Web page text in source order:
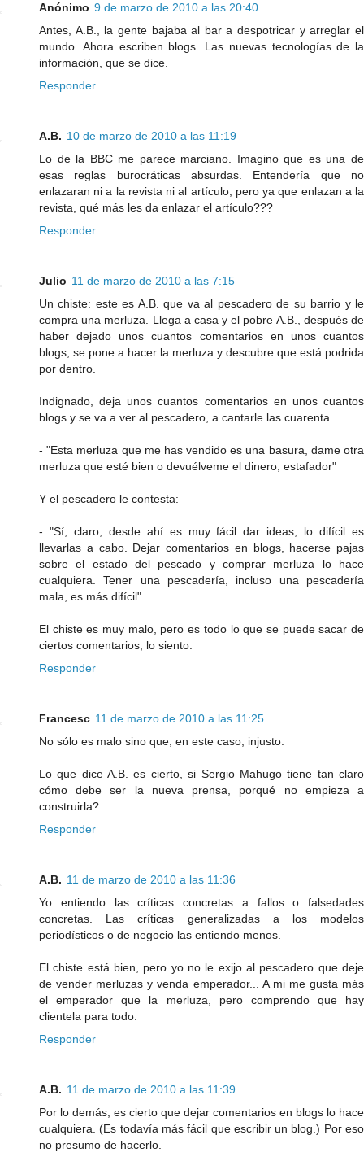
Anónimo 9 de marzo de 2010 a las 20:40
Antes, A.B., la gente bajaba al bar a despotricar y arreglar el
mundo. Ahora escriben blogs. Las nuevas tecnologías de la
información, que se dice.
Responder
A.B. 10 de marzo de 2010 a las 11:19
Lo de la BBC me parece marciano. Imagino que es una de
esas reglas burocráticas absurdas. Entendería que no
enlazaran ni a la revista ni al artículo, pero ya que enlazan a la
revista, qué más les da enlazar el artículo???
Responder
Julio 11 de marzo de 2010 a las 7:15
Un chiste: este es A.B. que va al pescadero de su barrio y le
compra una merluza. Llega a casa y el pobre A.B., después de
haber dejado unos cuantos comentarios en unos cuantos
blogs, se pone a hacer la merluza y descubre que está podrida
por dentro.
Indignado, deja unos cuantos comentarios en unos cuantos
blogs y se va a ver al pescadero, a cantarle las cuarenta.
- "Esta merluza que me has vendido es una basura, dame otra
merluza que esté bien o devuélveme el dinero, estafador"
Y el pescadero le contesta:
- "Sí, claro, desde ahí es muy fácil dar ideas, lo difícil es
llevarlas a cabo. Dejar comentarios en blogs, hacerse pajas
sobre el estado del pescado y comprar merluza lo hace
cualquiera. Tener una pescadería, incluso una pescadería
mala, es más difícil".
El chiste es muy malo, pero es todo lo que se puede sacar de
ciertos comentarios, lo siento.
Responder
Francesc 11 de marzo de 2010 a las 11:25
No sólo es malo sino que, en este caso, injusto.
Lo que dice A.B. es cierto, si Sergio Mahugo tiene tan claro
cómo debe ser la nueva prensa, porqué no empieza a
construirla?
Responder
A.B. 11 de marzo de 2010 a las 11:36
Yo entiendo las críticas concretas a fallos o falsedades
concretas. Las críticas generalizadas a los modelos
periodísticos o de negocio las entiendo menos.
El chiste está bien, pero yo no le exijo al pescadero que deje
de vender merluzas y venda emperador... A mi me gusta más
el emperador que la merluza, pero comprendo que hay
clientela para todo.
Responder
A.B. 11 de marzo de 2010 a las 11:39
Por lo demás, es cierto que dejar comentarios en blogs lo hace
cualquiera. (Es todavía más fácil que escribir un blog.) Por eso
no presumo de hacerlo.